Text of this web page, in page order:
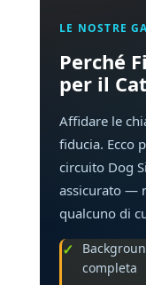
LE NOSTRE
Perché
per il
Affidare le
fiducia. Ecco
circuito Dog
assicurato —
qualcuno di
completa